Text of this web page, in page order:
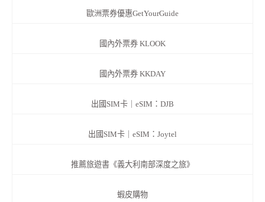
歐洲票券優惠GetYourGuide
國內外票券 KLOOK
國內外票券 KKDAY
出國SIM卡｜eSIM：DJB
出國SIM卡｜eSIM：Joytel
推薦旅遊書《義大利南部深度之旅》
蝦皮購物